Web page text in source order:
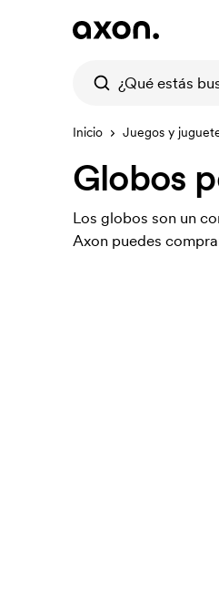
Inicio Juegos y
Globos
Los globos son un
Axon puedes